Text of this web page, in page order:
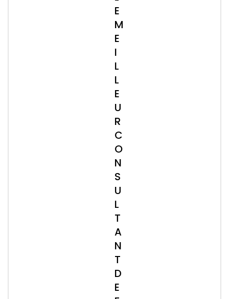
E
M
E
I
L
L
E
U
R
C
O
N
S
U
L
T
A
N
T
D
E